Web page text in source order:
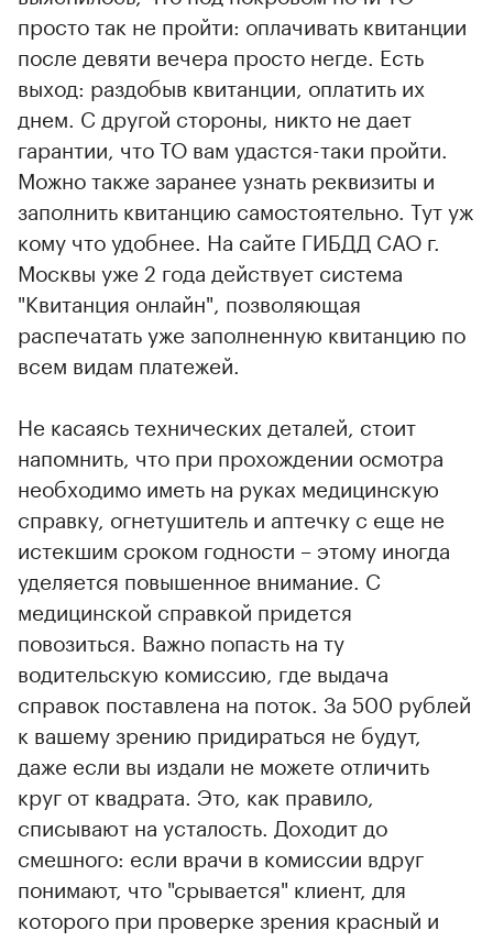
просто так не пройти: оплачивать квитанции
после девяти вечера просто негде. Есть
выход: раздобыв квитанции, оплатить их
днем. С другой стороны, никто не дает
гарантии, что ТО вам удастся-таки пройти.
Можно также заранее узнать реквизиты и
заполнить квитанцию самостоятельно. Тут уж
кому что удобнее. На сайте ГИБДД САО г.
Москвы уже 2 года действует система
"Квитанция онлайн", позволяющая
распечатать уже заполненную квитанцию по
всем видам платежей.
Не касаясь технических деталей, стоит
напомнить, что при прохождении осмотра
необходимо иметь на руках медицинскую
справку, огнетушитель и аптечку с еще не
истекшим сроком годности – этому иногда
уделяется повышенное внимание. С
медицинской справкой придется
повозиться. Важно попасть на ту
водительскую комиссию, где выдача
справок поставлена на поток. За 500 рублей
к вашему зрению придираться не будут,
даже если вы издали не можете отличить
круг от квадрата. Это, как правило,
списывают на усталость. Доходит до
смешного: если врачи в комиссии вдруг
понимают, что "срывается" клиент, для
которого при проверке зрения красный и